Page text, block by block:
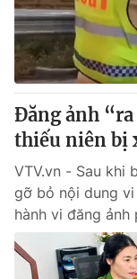
Đăng ảnh
thiếu niên bị
VTV.vn - Sau khi
gỡ bỏ nội dung
hành vi đăng ảnh